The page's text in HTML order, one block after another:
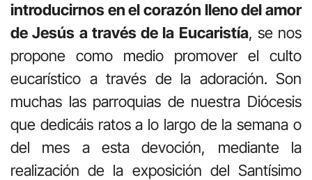
introducirnos en el corazón lleno del amor
de Jesús a través de la Eucaristía, se nos
propone como medio promover el culto
eucarístico a través de la adoración. Son
muchas las parroquias de nuestra Diócesis
que dedicáis ratos a lo largo de la semana o
del mes a esta devoción, mediante la
realización de la exposición del Santísimo